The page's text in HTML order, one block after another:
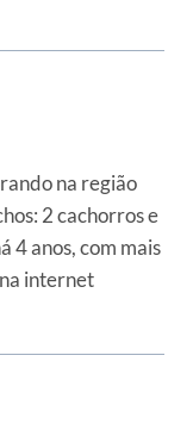
na região
2 cachorros e
4 anos, com mais
internet